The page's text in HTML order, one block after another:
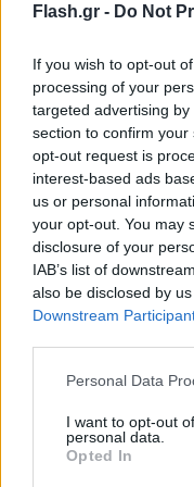
Flash.gr - Do Not
If you wish to opt-out
processing of your
targeted advertising
section to confirm
opt-out request is
interest-based ads
us or personal
your opt-out. You may
disclosure of your
IAB’s list of
also be disclosed by
Downstream
Please note that this
not limited to your visit
grant or deny consent
use your data for
Personal Data
I want to opt-out
personal data.
Opted In
σχετικές
τον στόχο κατά 58
Καταλυτικό ρόλο
διαδραματίζειη
των τουριστικών
αύξηση της
παραπάνω
για αύξηση του
στόχο, όχι μόνο
πολιτική ηγεσία
παράγονται